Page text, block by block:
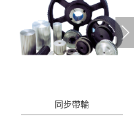
同步帶輪